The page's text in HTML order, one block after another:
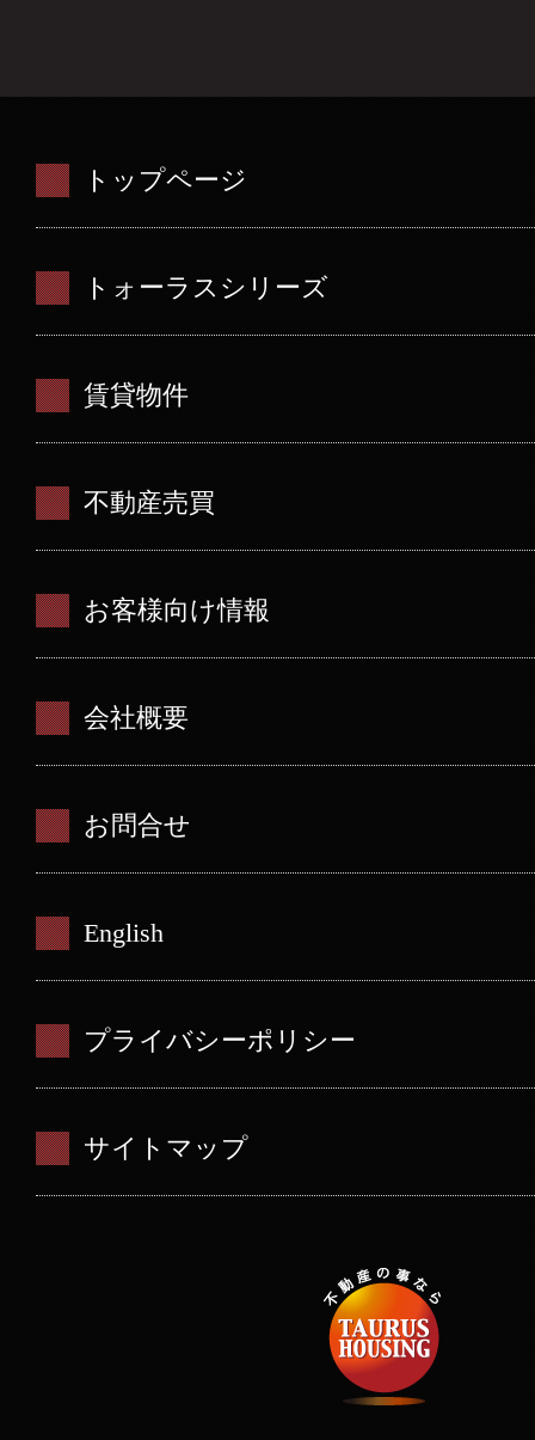
トップページ
トォーラスシリーズ
賃貸物件
不動産売買
お客様向け情報
会社概要
お問合せ
English
プライバシーポリシー
サイトマップ